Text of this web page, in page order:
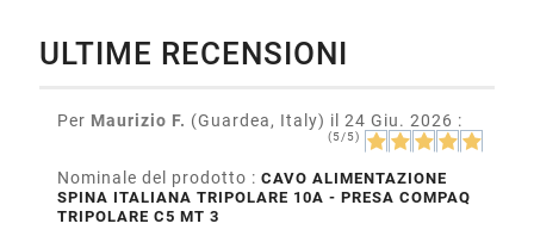
ULTIME RECENSIONI
Per Maurizio F. (Guardea, Italy) il 24 Giu. 2026 :
(5/5)
Nominale del prodotto : CAVO ALIMENTAZIONE
SPINA ITALIANA TRIPOLARE 10A - PRESA COMPAQ
TRIPOLARE C5 MT 3